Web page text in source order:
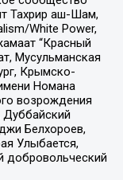
Тахрир аш-Шам,
White Power,
“Красный
Мусульманская
Крымско-
Номана
возрождения
Белхороев,
Улыбается,
добровольческий